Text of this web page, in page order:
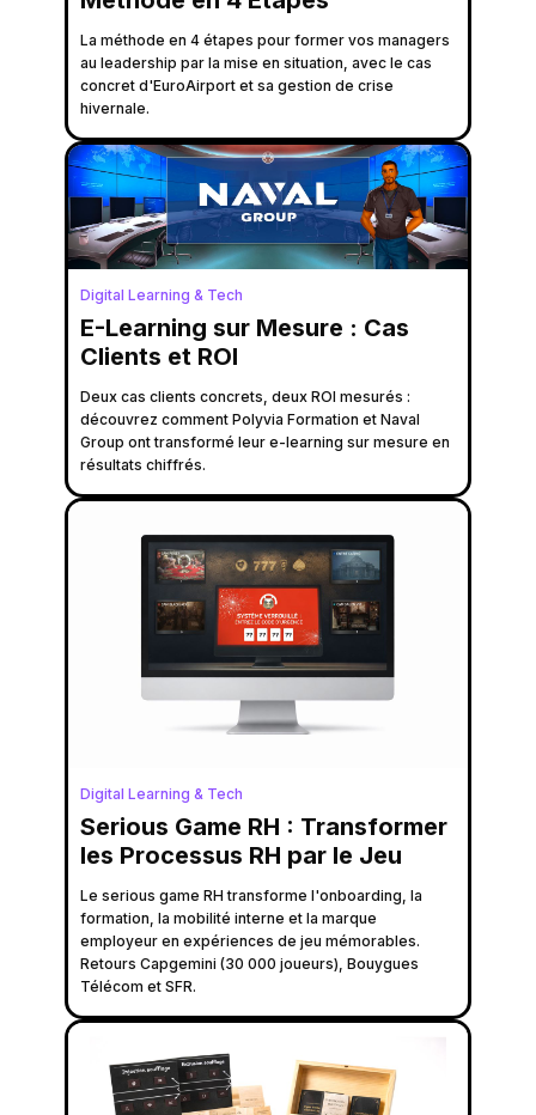
La méthode en 4 étapes pour former vos managers
au leadership par la mise en situation, avec le cas
concret d'EuroAirport et sa gestion de crise
hivernale.
Digital Learning & Tech
E-Learning sur Mesure : Cas
Clients et ROI
Deux cas clients concrets, deux ROI mesurés :
découvrez comment Polyvia Formation et Naval
Group ont transformé leur e-learning sur mesure en
résultats chiffrés.
Digital Learning & Tech
Serious Game RH : Transformer
les Processus RH par le Jeu
Le serious game RH transforme l'onboarding, la
formation, la mobilité interne et la marque
employeur en expériences de jeu mémorables.
Retours Capgemini (30 000 joueurs), Bouygues
Télécom et SFR.